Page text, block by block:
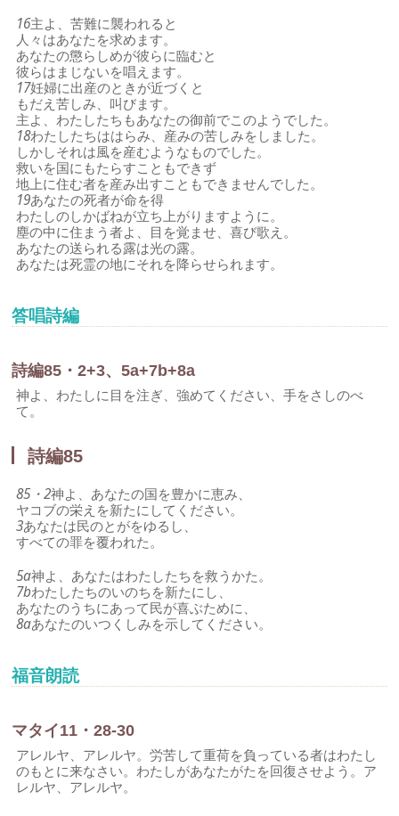
16主よ、苦難に襲われると
人々はあなたを求めます。
あなたの懲らしめが彼らに臨むと
彼らはまじないを唱えます。
17妊婦に出産のときが近づくと
もだえ苦しみ、叫びます。
主よ、わたしたちもあなたの御前でこのようでした。
18わたしたちははらみ、産みの苦しみをしました。
しかしそれは風を産むようなものでした。
救いを国にもたらすこともできず
地上に住む者を産み出すこともできませんでした。
19あなたの死者が命を得
わたしのしかばねが立ち上がりますように。
塵の中に住まう者よ、目を覚ませ、喜び歌え。
あなたの送られる露は光の露。
あなたは死霊の地にそれを降らせられます。
答唱詩編
詩編85・2+3、5a+7b+8a
神よ、わたしに目を注ぎ、強めてください、手をさしのべ
て。
詩編85
85・2神よ、あなたの国を豊かに恵み、
ヤコブの栄えを新たにしてください。
3あなたは民のとがをゆるし、
すべての罪を覆われた。
5a神よ、あなたはわたしたちを救うかた。
7bわたしたちのいのちを新たにし、
あなたのうちにあって民が喜ぶために、
8aあなたのいつくしみを示してください。
福音朗読
マタイ11・28-30
アレルヤ、アレルヤ。労苦して重荷を負っている者はわたし
のもとに来なさい。わたしがあなたがたを回復させよう。ア
レルヤ、アレルヤ。